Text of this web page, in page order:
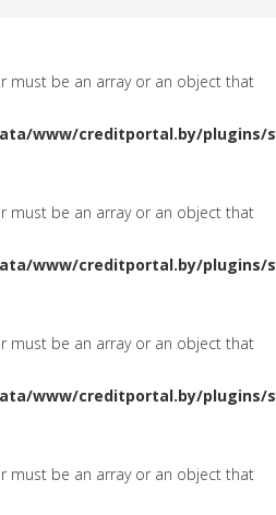
must be an array or an object that
www/creditportal.by/plugins/
must be an array or an object that
www/creditportal.by/plugins/
must be an array or an object that
www/creditportal.by/plugins/
must be an array or an object that